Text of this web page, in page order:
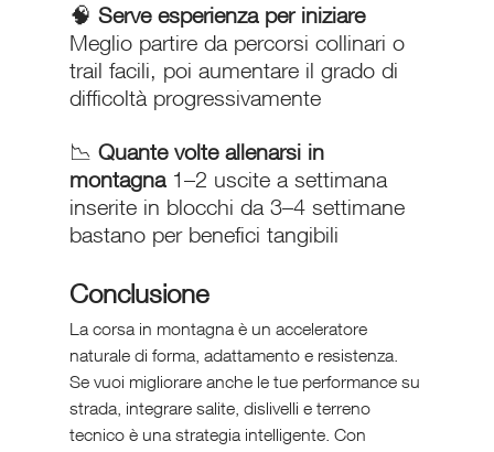
🧠 Serve esperienza per iniziare
Meglio partire da percorsi collinari o
trail facili, poi aumentare il grado di
difficoltà progressivamente
📉 Quante volte allenarsi in
montagna 1–2 uscite a settimana
inserite in blocchi da 3–4 settimane
bastano per benefici tangibili
Conclusione
La corsa in montagna è un acceleratore
naturale di forma, adattamento e resistenza.
Se vuoi migliorare anche le tue performance su
strada, integrare salite, dislivelli e terreno
tecnico è una strategia intelligente. Con